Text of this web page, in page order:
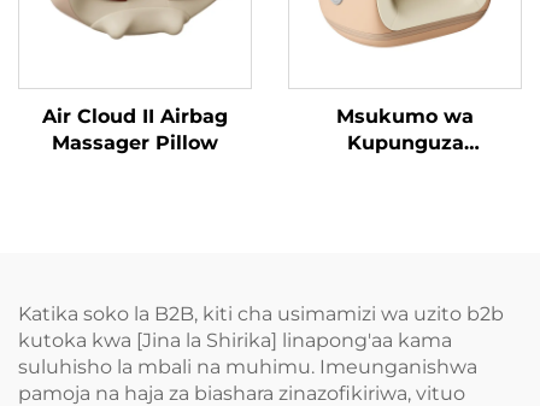
Air Cloud II Airbag
Massager Pillow
Msukumo wa
Kupunguza
Katika soko la B2B, kiti cha usimamizi wa uzito b2b
kutoka kwa [Jina la Shirika] linapong'aa kama
suluhisho la mbali na muhimu. Imeunganishwa
pamoja na haja za biashara zinazofikiriwa, vituo